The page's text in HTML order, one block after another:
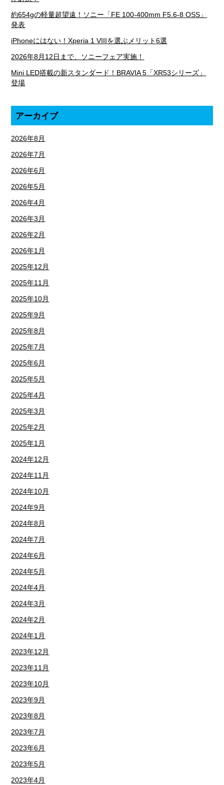
約654gの軽量超望遠！ソニー「FE 100-400mm F5.6-8 OSS」
発表
iPhoneにはない！Xperia 1 VIIIを選ぶメリット6選
2026年8月12日まで、ソニーフェア実施！
Mini LED搭載の新スタンダード！BRAVIA 5「XR53シリーズ」
登場
アーカイブ
2026年8月
2026年7月
2026年6月
2026年5月
2026年4月
2026年3月
2026年2月
2026年1月
2025年12月
2025年11月
2025年10月
2025年9月
2025年8月
2025年7月
2025年6月
2025年5月
2025年4月
2025年3月
2025年2月
2025年1月
2024年12月
2024年11月
2024年10月
2024年9月
2024年8月
2024年7月
2024年6月
2024年5月
2024年4月
2024年3月
2024年2月
2024年1月
2023年12月
2023年11月
2023年10月
2023年9月
2023年8月
2023年7月
2023年6月
2023年5月
2023年4月